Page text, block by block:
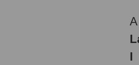
I